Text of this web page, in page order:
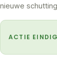
nieuwe
ACTIE
biedt een
bestand tegen
in